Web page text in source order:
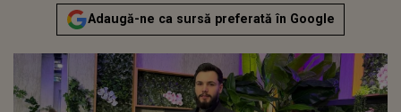
Adaugă-ne ca sursă preferată în Google